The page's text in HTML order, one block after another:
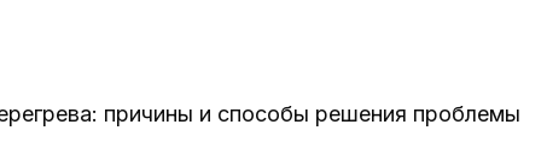
причины и способы решения проблемы